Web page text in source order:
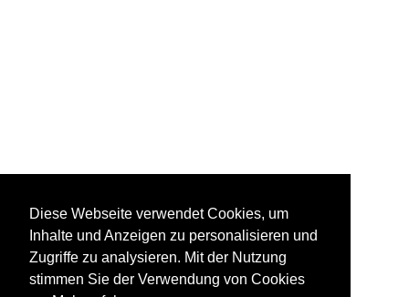
Diese Webseite verwendet Cookies, um
Inhalte und Anzeigen zu personalisieren und
Zugriffe zu analysieren. Mit der Nutzung
stimmen Sie der Verwendung von Cookies